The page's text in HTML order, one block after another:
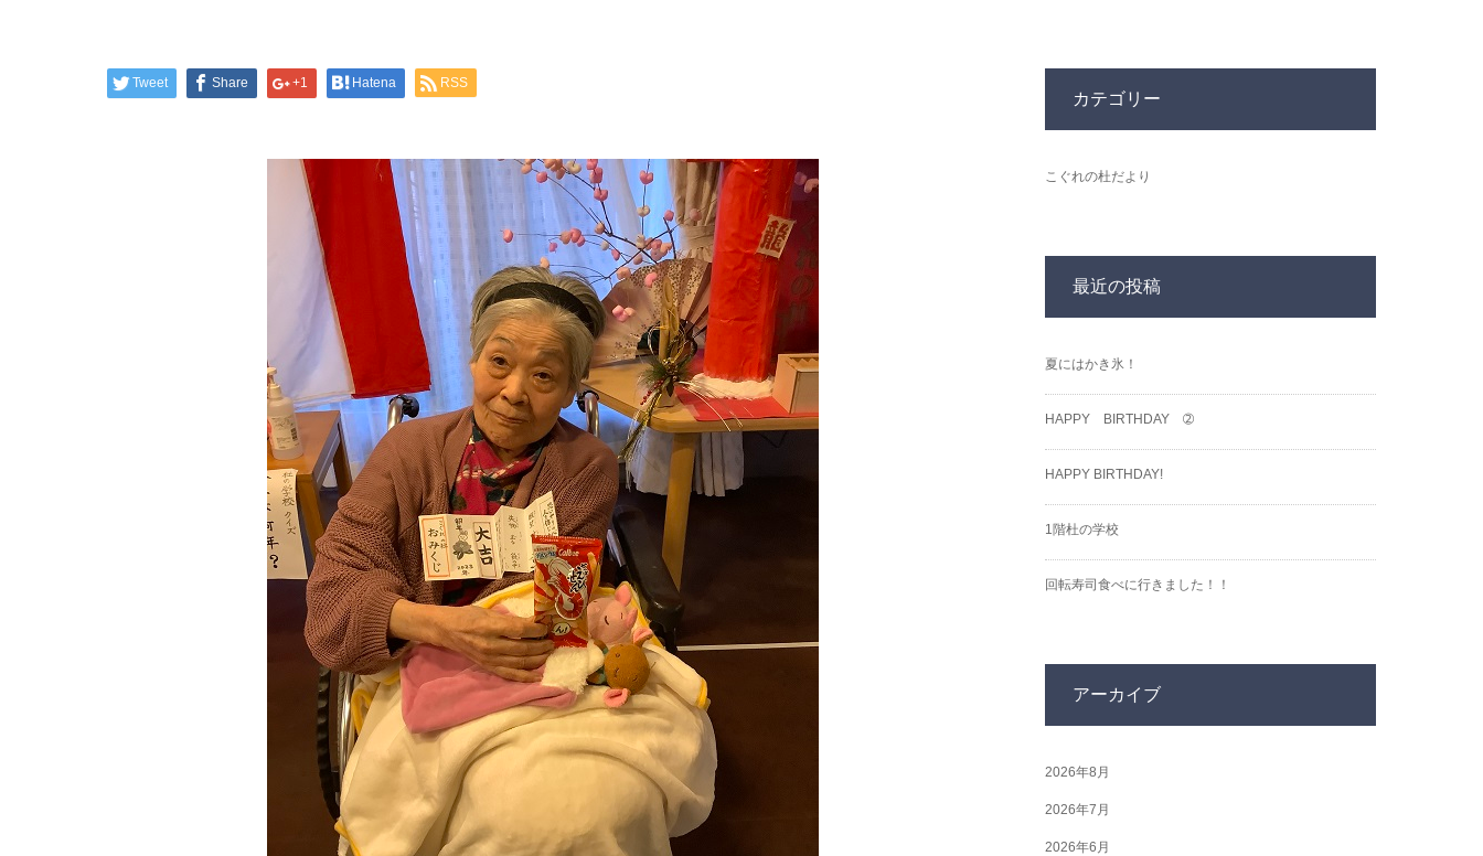
Tweet Share +1 Hatena RSS
カテゴリー
こぐれの杜だより
最近の投稿
夏にはかき氷！
HAPPY BIRTHDAY ➁
HAPPY BIRTHDAY!
1階杜の学校
回転寿司食べに行きました！！
アーカイブ
2026年8月
2026年7月
2026年6月